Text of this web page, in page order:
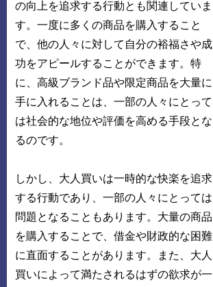
の向上を追求する行動とも関連していま
す。一度に多くの商品を購入すること
で、他の人々に対して自分の裕福さや成
功をアピールすることができます。特
に、高級ブランド品や限定商品を大量に
手に入れることは、一部の人々にとって
は社会的な地位や評価を高める手段とな
るのです。
しかし、大人買いは一時的な快楽を追求
する行動であり、一部の人々にとっては
問題となることもあります。大量の商品
を購入することで、借金や財政的な困難
に直面することがあります。また、大人
買いによって満たされるはずの欲求が一